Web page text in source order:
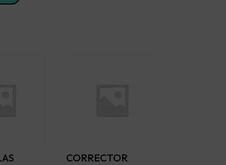
CORRECTOR